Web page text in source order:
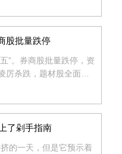
股批量跌停
”。券商股批量跌停，资
杀跌，题材股全面熄
点、2700点关口。
了剁手指南
的一天，但是它预示着